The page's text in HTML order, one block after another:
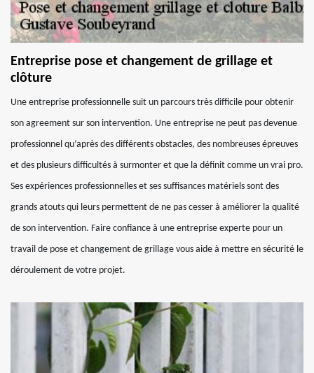
Entreprise pose et changement de grillage et
clôture
Une entreprise professionnelle suit un parcours très difficile pour obtenir
son agreement sur son intervention. Une entreprise ne peut pas devenue
professionnel qu’après des différents obstacles, des nombreuses épreuves
et des plusieurs difficultés à surmonter et que la définit comme un vrai pro.
Ses expériences professionnelles et ses suffisances matériels sont des
grands atouts qui leurs permettent de ne pas cesser à améliorer la qualité
de son intervention. Faire confiance à une entreprise experte pour un
travail de pose et changement de grillage vous aide à mettre en sécurité le
déroulement de votre projet.